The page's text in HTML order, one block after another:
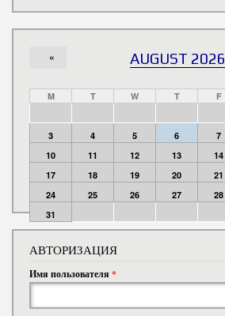
AUGUST 2026
«
M T W T F
3
4 5 6 7
10
11 12 13 14
17
18 19 20 21
24
25 26 27 28
31
АВТОРИЗАЦИЯ
Имя пользователя *